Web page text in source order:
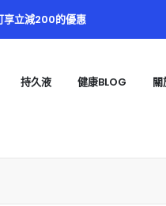
立減200的優惠
持久液 健康BLOG 關